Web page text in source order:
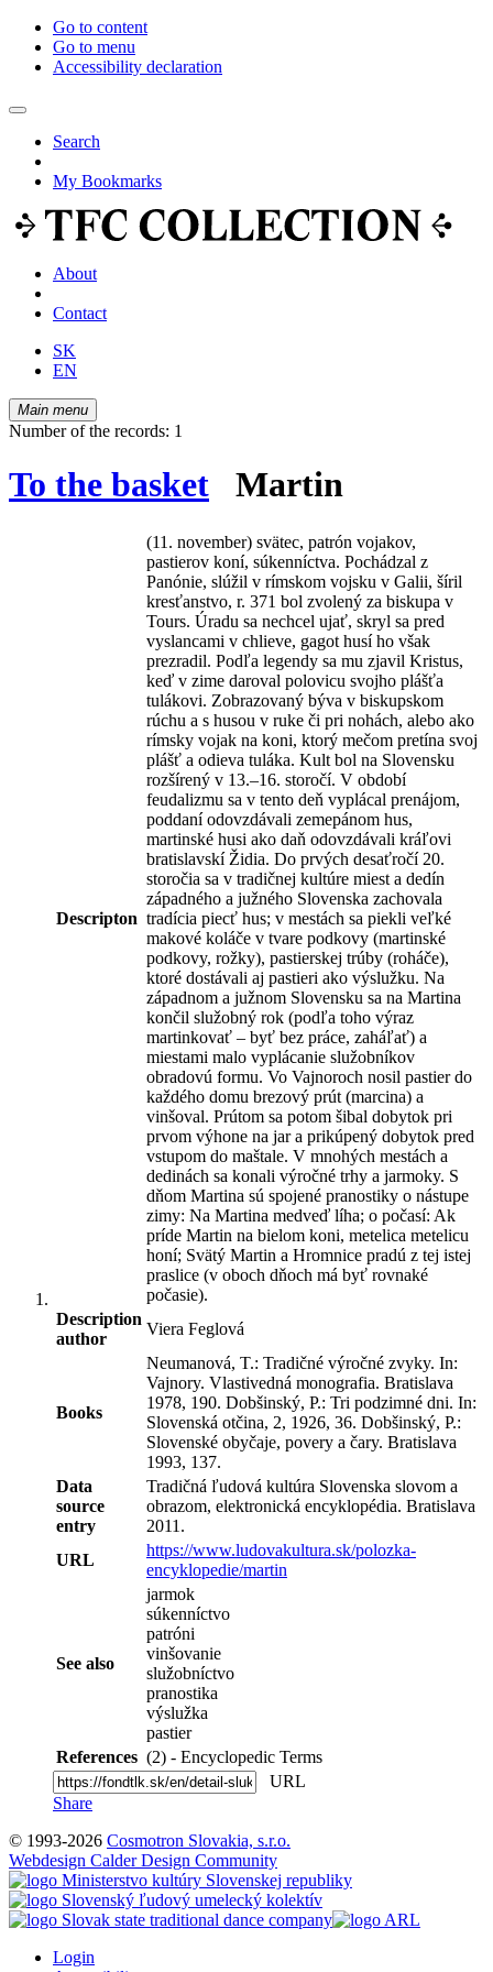
Go to content
Go to menu
Accessibility declaration
Search
My Bookmarks
About
Contact
SK
EN
Main menu
Number of the records: 1
To the basket Martin
Descripton
(11. november) svätec, patrón vojakov,
pastierov koní, súkenníctva. Pochádzal z
Panónie, slúžil v rímskom vojsku v Galii, šíril
kresťanstvo, r. 371 bol zvolený za biskupa v
Tours. Úradu sa nechcel ujať, skryl sa pred
vyslancami v chlieve, gagot husí ho však
prezradil. Podľa legendy sa mu zjavil Kristus,
keď v zime daroval polovicu svojho plášťa
tulákovi. Zobrazovaný býva v biskupskom
rúchu a s husou v ruke či pri nohách, alebo ako
rímsky vojak na koni, ktorý mečom pretína svoj
plášť a odieva tuláka. Kult bol na Slovensku
rozšírený v 13.–16. storočí. V období
feudalizmu sa v tento deň vyplácal prenájom,
poddaní odovzdávali zemepánom hus,
martinské husi ako daň odovzdávali kráľovi
bratislavskí Židia. Do prvých desaťročí 20.
storočia sa v tradičnej kultúre miest a dedín
západného a južného Slovenska zachovala
tradícia piecť hus; v mestách sa piekli veľké
makové koláče v tvare podkovy (martinské
podkovy, rožky), pastierskej trúby (roháče),
ktoré dostávali aj pastieri ako výslužku. Na
západnom a južnom Slovensku sa na Martina
končil služobný rok (podľa toho výraz
martinkovať – byť bez práce, zaháľať) a
miestami malo vyplácanie služobníkov
obradovú formu. Vo Vajnoroch nosil pastier do
každého domu brezový prút (marcina) a
vinšoval. Prútom sa potom šibal dobytok pri
prvom výhone na jar a prikúpený dobytok pred
vstupom do maštale. V mnohých mestách a
dedinách sa konali výročné trhy a jarmoky. S
dňom Martina sú spojené pranostiky o nástupe
zimy: Na Martina medveď líha; o počasí: Ak
príde Martin na bielom koni, metelica metelicu
honí; Svätý Martin a Hromnice pradú z tej istej
praslice (v oboch dňoch má byť rovnaké
počasie).
Description
author
Viera Feglová
Books
Neumanová, T.: Tradičné výročné zvyky. In:
Vajnory. Vlastivedná monografia. Bratislava
1978, 190. Dobšinský, P.: Tri podzimné dni. In:
Slovenská otčina, 2, 1926, 36. Dobšinský, P.:
Slovenské obyčaje, povery a čary. Bratislava
1993, 137.
Data
source
entry
Tradičná ľudová kultúra Slovenska slovom a
obrazom, elektronická encyklopédia. Bratislava
2011.
URL
https://www.ludovakultura.sk/polozka-
encyklopedie/martin
See also
jarmok
súkenníctvo
patróni
vinšovanie
služobníctvo
pranostika
výslužka
pastier
References (2) - Encyclopedic Terms
URL
Share
© 1993-2026 Cosmotron Slovakia, s.r.o.
Webdesign Calder Design Community
Login